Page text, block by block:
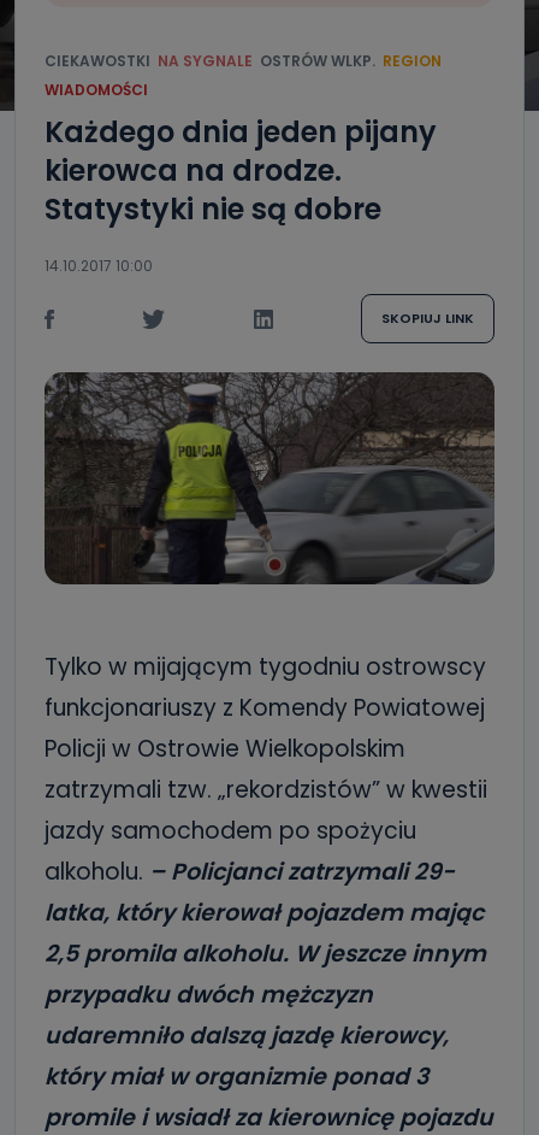
CIEKAWOSTKI NA SYGNALE OSTRÓW WLKP. REGION
WIADOMOŚCI
Każdego dnia jeden pijany
kierowca na drodze.
Statystyki nie są dobre
14.10.2017 10:00
SKOPIUJ LINK
Tylko w mijającym tygodniu ostrowscy
funkcjonariuszy z Komendy Powiatowej
Policji w Ostrowie Wielkopolskim
zatrzymali tzw. „rekordzistów” w kwestii
jazdy samochodem po spożyciu
alkoholu. – Policjanci zatrzymali 29-
latka, który kierował pojazdem mając
2,5 promila alkoholu. W jeszcze innym
przypadku dwóch mężczyzn
udaremniło dalszą jazdę kierowcy,
który miał w organizmie ponad 3
promile i wsiadł za kierownicę pojazdu